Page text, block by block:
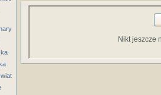
Nikt jeszcze